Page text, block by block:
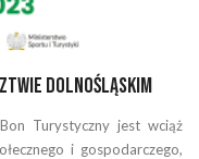
dolnośląskim
Turystyczny jest wciąż
i gospodarczego,